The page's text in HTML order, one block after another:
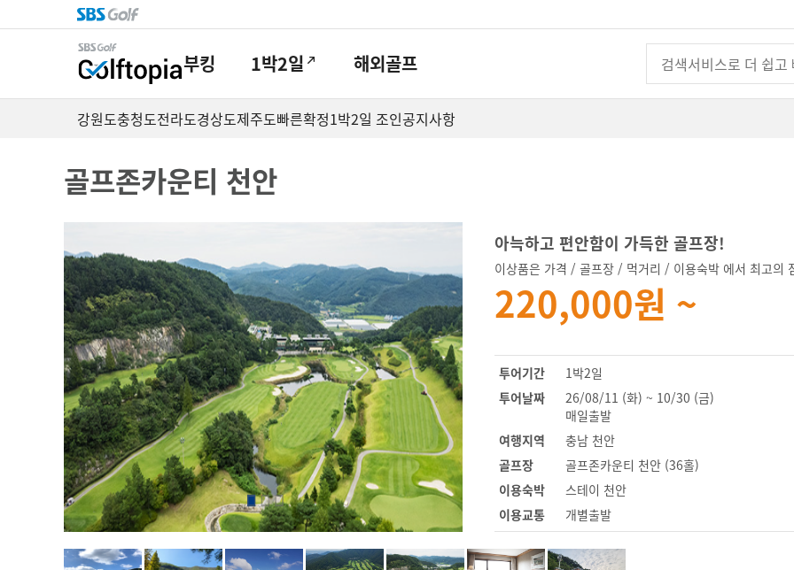
부킹 1박2일 해외골프
강원도충청도전라도경상도제주도빠른확정1박2일 조인공지사항
골프존카운티 천안
아늑하고 편안함이 가득한 골프장!
이상품은 가격 / 골프장 / 먹거리 / 이용숙박 에서 최고의
220,000원 ~
투어기간
1박2일
투어날짜
26/08/11 (화) ~ 10/30 (금)
매일출발
여행지역
충남 천안
골프장
골프존카운티 천안 (36홀)
이용숙박
스테이 천안
이용교통
개별출발